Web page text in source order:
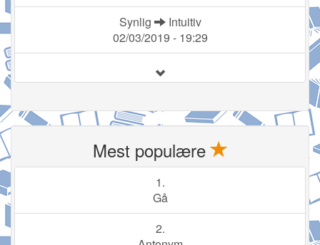
Synlig
Intuitiv
02/03/2019 - 19:29
Mest populære
1.
Gå
2.